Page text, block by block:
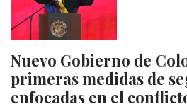
Nuevo Gobierno de
primeras medidas de
enfocadas en el